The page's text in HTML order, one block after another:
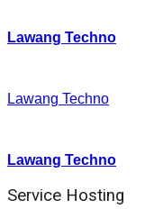
Lawang Techno
Lawang Techno
Lawang Techno
Service Hosting